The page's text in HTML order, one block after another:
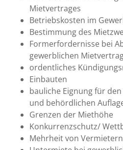
Mietvertrages
Betriebskosten im
Bestimmung des
Formerfordernisse bei
gewerblichen
ordentliches
Einbauten
bauliche Eignung für
und behördlichen
Grenzen der Miethöhe
Konkurrenzschutz/
Mehrheit von Vermietern